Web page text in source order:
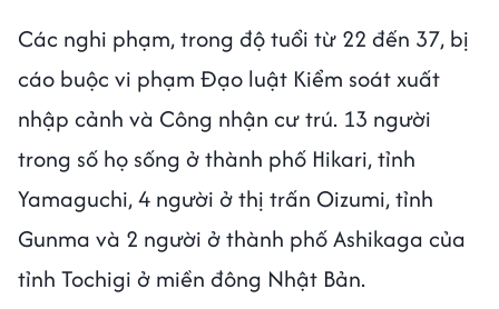
Các nghi phạm, trong độ tuổi từ 22 đến 37, bị
cáo buộc vi phạm Đạo luật Kiểm soát xuất
nhập cảnh và Công nhận cư trú. 13 người
trong số họ sống ở thành phố Hikari, tỉnh
Yamaguchi, 4 người ở thị trấn Oizumi, tỉnh
Gunma và 2 người ở thành phố Ashikaga của
tỉnh Tochigi ở miền đông Nhật Bản.